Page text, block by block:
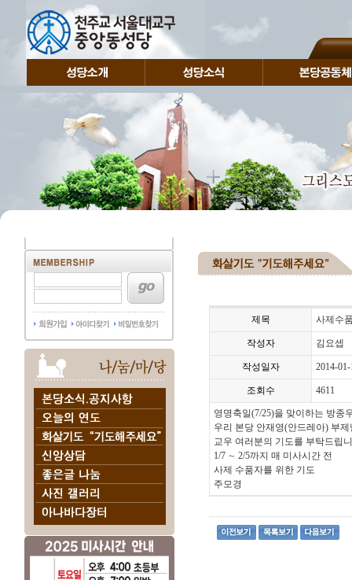
제목 사제수
작성자 김요셉
작성일자 2014-01-
조회수 4611
영명축일(7/25)을 맞이하는 방종
우리 본당 안재영(안드레아) 부제
교우 여러분의 기도를 부탁드립
1/7 ∼ 2/5까지 매 미사시간 전
사제 수품자를 위한 기도
주모경